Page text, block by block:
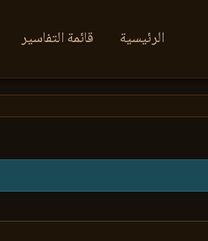
الرئيسية قائمة التفاسير